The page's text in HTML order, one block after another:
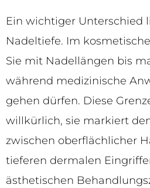
Ein wichtiger Unterschied
Nadeltiefe. Im
Sie mit Nadellängen bis
während medizinische
gehen dürfen. Diese
willkürlich, sie markiert
zwischen oberflächlicher
tieferen dermalen
ästhetischen